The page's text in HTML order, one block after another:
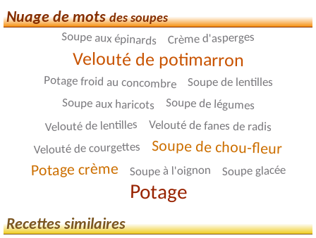
Nuage de motsdes soupes
Soupe aux épinards Crème d'asperges
Velouté de potimarron
Potage froid au concombre Soupe de lentilles
Soupe aux haricots Soupe de légumes
Velouté de lentilles Velouté de fanes de radis
Velouté de courgettes Soupe de chou-fleur
Potage crème Soupe à l'oignon Soupe glacée
Potage
Recettes similaires